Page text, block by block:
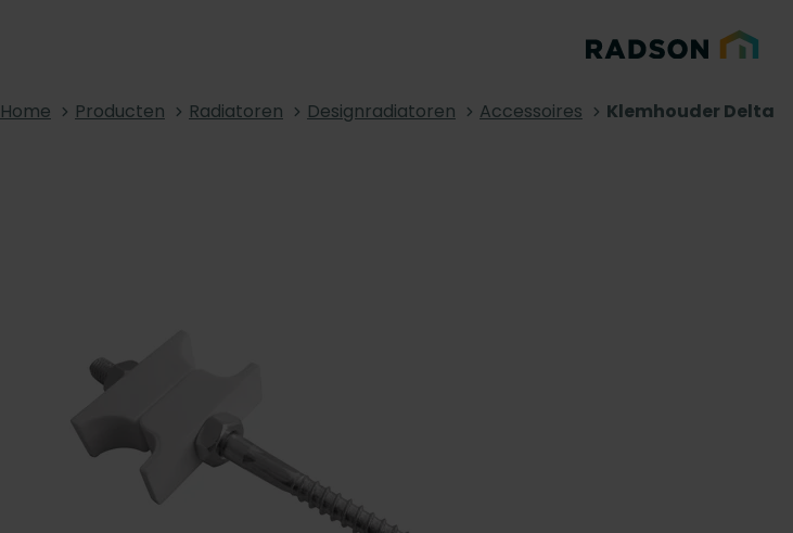
Home Producten Radiatoren Designradiatoren Accessoires Klemhouder Delta